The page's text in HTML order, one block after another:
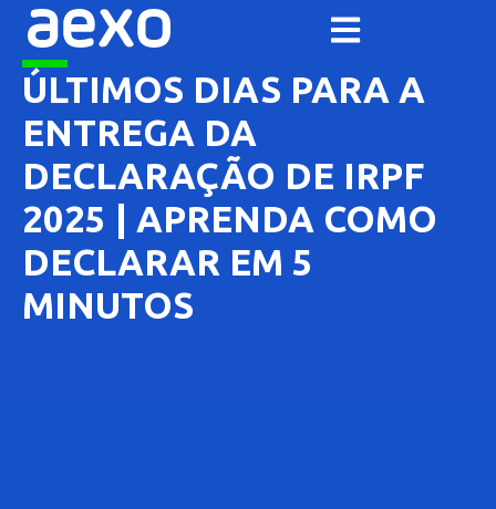
ÚLTIMOS DIAS PARA A
ENTREGA DA
DECLARAÇÃO DE IRPF
2025 | APRENDA COMO
DECLARAR EM 5
MINUTOS